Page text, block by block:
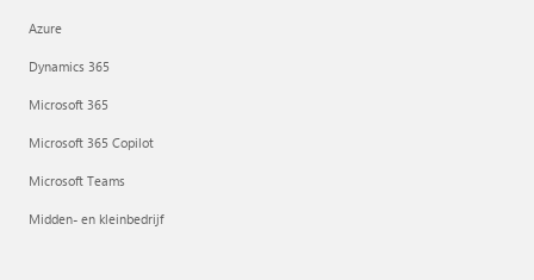
Azure
Dynamics 365
Microsoft 365
Microsoft 365 Copilot
Microsoft Teams
Midden- en kleinbedrijf